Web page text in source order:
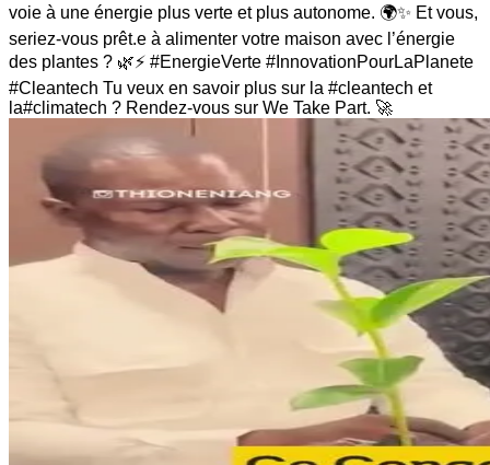
voie à une énergie plus verte et plus autonome. 🌍✨ Et vous,
seriez-vous prêt.e à alimenter votre maison avec l’énergie
des plantes ? 🌿⚡ #EnergieVerte #InnovationPourLaPlanete
#Cleantech Tu veux en savoir plus sur la #cleantech et
la#climatech ? Rendez-vous sur We Take Part. 🚀